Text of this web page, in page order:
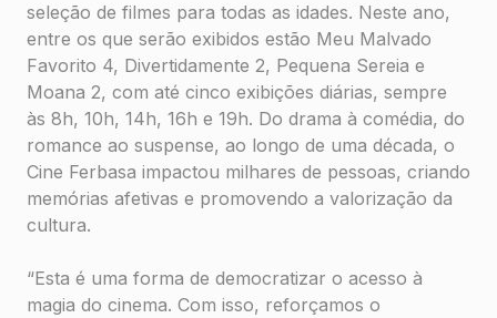
seleção de filmes para todas as idades. Neste ano,
entre os que serão exibidos estão Meu Malvado
Favorito 4, Divertidamente 2, Pequena Sereia e
Moana 2, com até cinco exibições diárias, sempre
às 8h, 10h, 14h, 16h e 19h. Do drama à comédia, do
romance ao suspense, ao longo de uma década, o
Cine Ferbasa impactou milhares de pessoas, criando
memórias afetivas e promovendo a valorização da
cultura.
“Esta é uma forma de democratizar o acesso à
magia do cinema. Com isso, reforçamos o